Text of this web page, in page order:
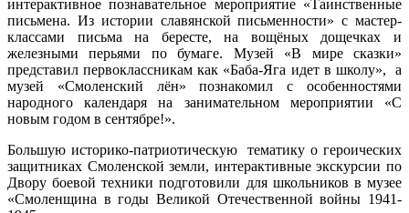
интерактивное познавательное мероприятие «Таинственные
письмена. Из истории славянской письменности» с мастер-
классами письма на бересте, на вощёных дощечках и
железными перьями по бумаге. Музей «В мире сказки»
представил первоклассникам как «Баба-Яга идет в школу», а
музей «Смоленский лён» познакомил с особенностями
народного календаря на занимательном мероприятии «С
новым годом в сентябре!».
Большую историко-патриотическую тематику о героических
защитниках Смоленской земли, интерактивные экскурсии по
Двору боевой техники подготовили для школьников в музее
«Смоленщина в годы Великой Отечественной войны 1941-